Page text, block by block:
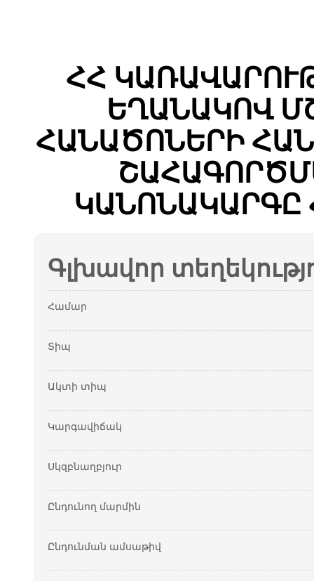
ՀՀ
ԵՂԱՆԱԿՈՎ
ՀԱՆԱԾՈՆԵՐԻ
ԿԱՆՈՆԱԿԱՐԳԸ
Գլխավոր
Համար
Տիպ
Ակտի տիպ
Կարգավիճակ
Սկզբնաղբյուր
Ընդունող մարմին
Ընդունման ամսաթիվ